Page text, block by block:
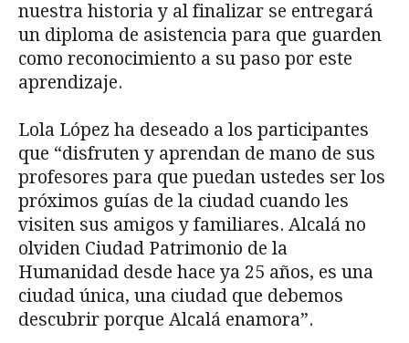
nuestra historia y al finalizar se entregará
un diploma de asistencia para que guarden
como reconocimiento a su paso por este
aprendizaje.
Lola López ha deseado a los participantes
que “disfruten y aprendan de mano de sus
profesores para que puedan ustedes ser los
próximos guías de la ciudad cuando les
visiten sus amigos y familiares. Alcalá no
olviden Ciudad Patrimonio de la
Humanidad desde hace ya 25 años, es una
ciudad única, una ciudad que debemos
descubrir porque Alcalá enamora”.